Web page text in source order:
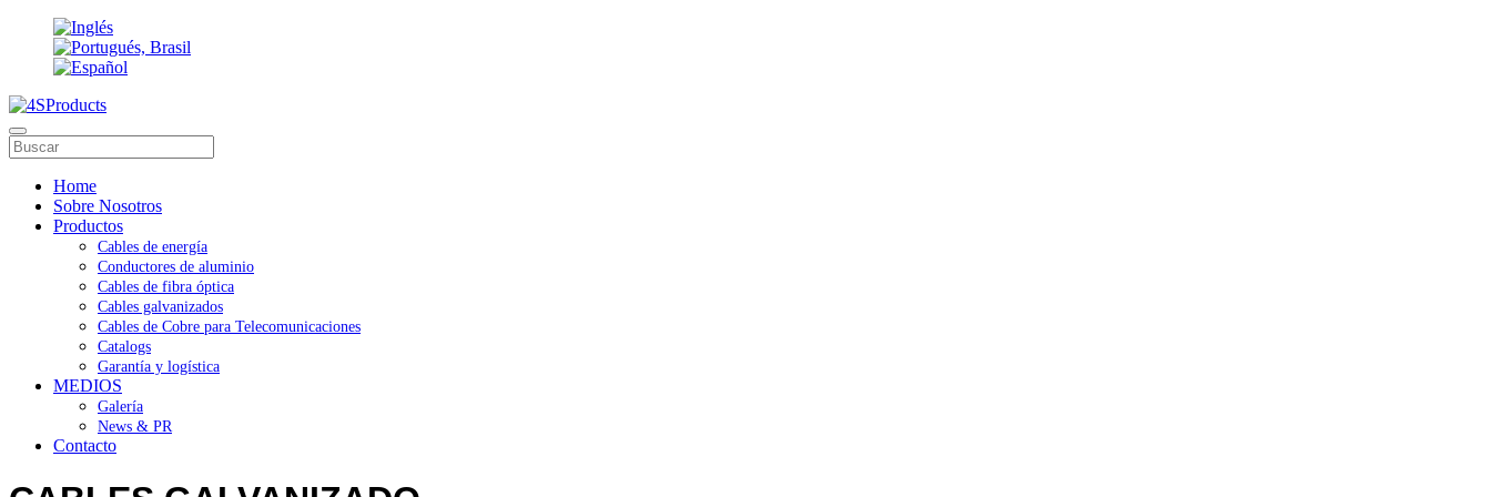
Home
Sobre Nosotros
Productos
Cables de energía
Conductores de aluminio
Cables de fibra óptica
Cables galvanizados
Cables de Cobre para Telecomunicaciones
Catalogs
Garantía y logística
MEDIOS
Galería
News & PR
Contacto